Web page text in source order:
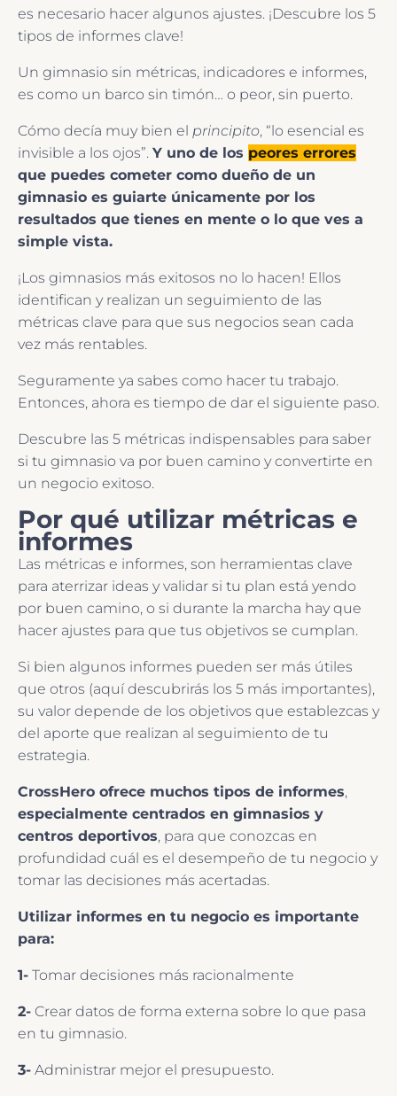
es necesario hacer algunos ajustes. ¡Descubre los 5
tipos de informes clave!
Un gimnasio sin métricas, indicadores e informes,
es como un barco sin timón… o peor, sin puerto.
Cómo decía muy bien el principito, “lo esencial es
invisible a los ojos”. Y uno de los peores errores
que puedes cometer como dueño de un
gimnasio es guiarte únicamente por los
resultados que tienes en mente o lo que ves a
simple vista.
¡Los gimnasios más exitosos no lo hacen! Ellos
identifican y realizan un seguimiento de las
métricas clave para que sus negocios sean cada
vez más rentables.
Seguramente ya sabes como hacer tu trabajo.
Entonces, ahora es tiempo de dar el siguiente paso.
Descubre las 5 métricas indispensables para saber
si tu gimnasio va por buen camino y convertirte en
un negocio exitoso.
Por qué utilizar métricas e
informes
Las métricas e informes, son herramientas clave
para aterrizar ideas y validar si tu plan está yendo
por buen camino, o si durante la marcha hay que
hacer ajustes para que tus objetivos se cumplan.
Si bien algunos informes pueden ser más útiles
que otros (aquí descubrirás los 5 más importantes),
su valor depende de los objetivos que establezcas y
del aporte que realizan al seguimiento de tu
estrategia.
CrossHero ofrece muchos tipos de informes,
especialmente centrados en gimnasios y
centros deportivos, para que conozcas en
profundidad cuál es el desempeño de tu negocio y
tomar las decisiones más acertadas.
Utilizar informes en tu negocio es importante
para:
1- Tomar decisiones más racionalmente
2- Crear datos de forma externa sobre lo que pasa
en tu gimnasio.
3- Administrar mejor el presupuesto.